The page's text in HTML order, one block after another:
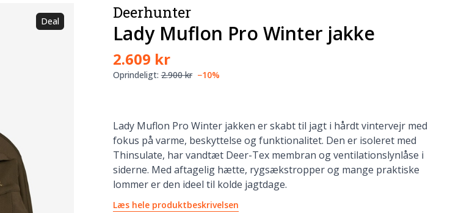
Deal Deerhunter
Lady Muflon Pro Winter jakke
2.609 kr
Oprindeligt: 2.900 kr −10%
Lady Muflon Pro Winter jakken er skabt til jagt i hårdt vintervejr med
fokus på varme, beskyttelse og funktionalitet. Den er isoleret med
Thinsulate, har vandtæt Deer-Tex membran og ventilationslynlåse i
siderne. Med aftagelig hætte, rygsækstropper og mange praktiske
lommer er den ideel til kolde jagtdage.
Læs hele produktbeskrivelsen